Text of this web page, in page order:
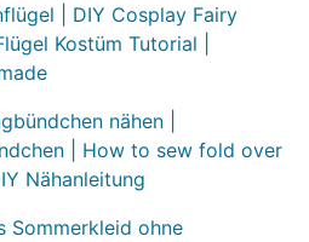
| DIY Cosplay Fairy
Kostüm Tutorial |
nähen |
| How to sew fold over
Nähanleitung
Sommerkleid ohne